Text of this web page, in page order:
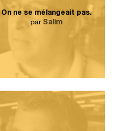
On ne se mélangeait pas.
par Salim